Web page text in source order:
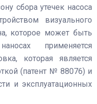
сбора утечек насоса
визуального
которое может быть
применяется
которая является
(патент № 88076) и
и эксплуатационных